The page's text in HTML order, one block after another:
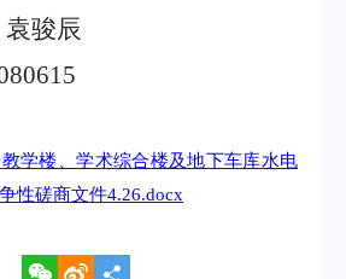
骏辰
学楼、学术综合楼及地下车库水电
性磋商文件4.26.docx